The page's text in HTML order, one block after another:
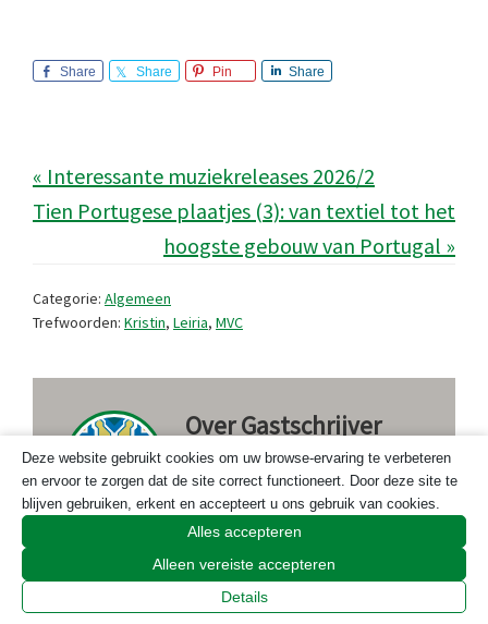
Share Share Pin Share
« Interessante muziekreleases 2026/2
Tien Portugese plaatjes (3): van textiel tot het
hoogste gebouw van Portugal »
Categorie: Algemeen
Trefwoorden: Kristin, Leiria, MVC
OverGastschrijver
Onder de naam
Gastschrijver vind je
artikelen van verschillende schrijvers
die als gast een of meerdere artikelen
hebben gepubliceerd op Portugal
Deze website gebruikt cookies om uw browse-ervaring te verbeteren
en ervoor te zorgen dat de site correct functioneert. Door deze site te
blijven gebruiken, erkent en accepteert u ons gebruik van cookies.
Alles accepteren
Alleen vereiste accepteren
Details